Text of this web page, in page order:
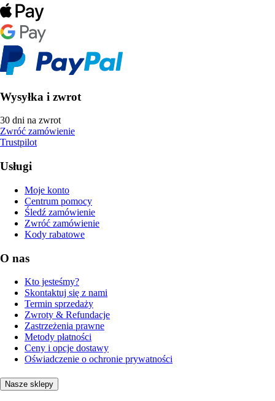
Wysyłka i zwrot
30 dni na zwrot
Zwróć zamówienie
Trustpilot
Usługi
Moje konto
Centrum pomocy
Śledź zamówienie
Zwróć zamówienie
Kody rabatowe
O nas
Kto jesteśmy?
Skontaktuj się z nami
Termin sprzedaży
Zwroty & Refundacje
Zastrzeżenia prawne
Metody płatności
Ceny i opcje dostawy
Oświadczenie o ochronie prywatności
Nasze sklepy